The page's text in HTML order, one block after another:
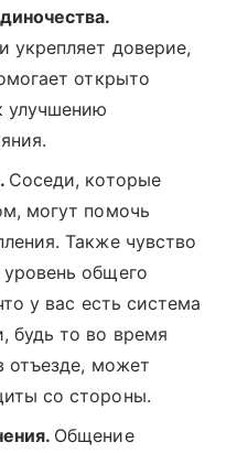
укрепляет доверие,
открыто
улучшению
Соседи, которые
могут помочь
Также чувство
общего
у вас есть система
будь то во время
отъезде, может
со стороны.
Общение